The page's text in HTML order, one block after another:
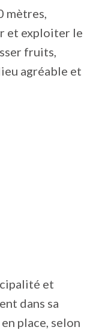
mètres,
et exploiter le
fruits,
agréable et
et
dans sa
place, selon